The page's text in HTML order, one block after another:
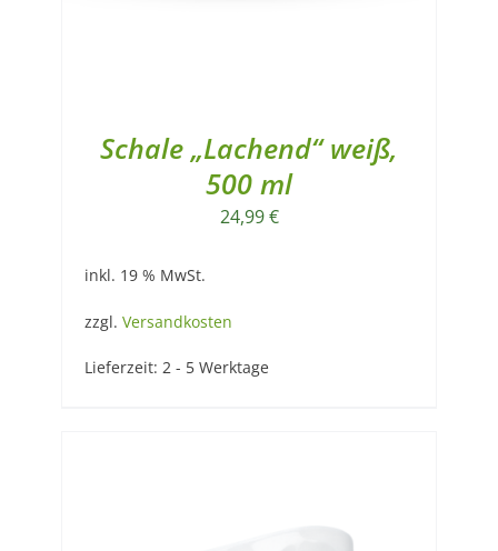
Schale „Lachend“ weiß,
500 ml
24,99€
inkl. 19 % MwSt.
zzgl. Versandkosten
Lieferzeit: 2 - 5 Werktage